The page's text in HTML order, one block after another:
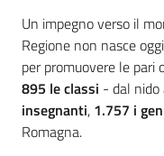
Un impegno verso il
Regione non nasce
per promuovere le pari
895 le classi - dal nido
insegnanti, 1.757 i
Romagna.